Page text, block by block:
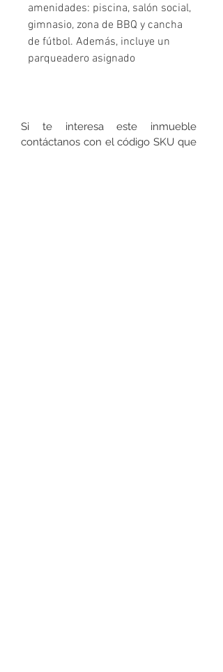
amenidades: piscina, salón social,
gimnasio, zona de BBQ y cancha
de fútbol. Además, incluye un
parqueadero asignado
Si te interesa este inmueble
contáctanos con el código SKU que